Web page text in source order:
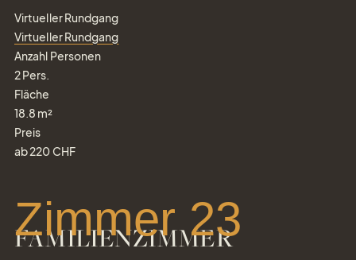
Virtueller Rundgang
Virtueller Rundgang
Anzahl Personen
2Pers.
Fläche
18.8 m²
Preis
ab220 CHF
FAMILIENZIMMER
Zimmer 23